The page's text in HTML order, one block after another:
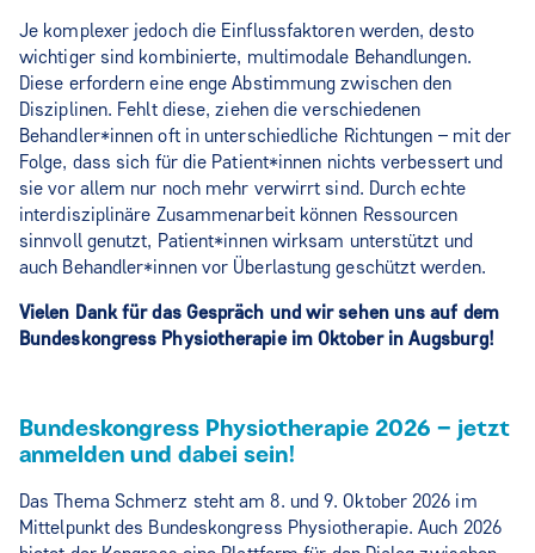
Je komplexer jedoch die Einflussfaktoren werden, desto
wichtiger sind kombinierte, multimodale Behandlungen.
Diese erfordern eine enge Abstimmung zwischen den
Disziplinen. Fehlt diese, ziehen die verschiedenen
Behandler*innen oft in unterschiedliche Richtungen – mit der
Folge, dass sich für die Patient*innen nichts verbessert und
sie vor allem nur noch mehr verwirrt sind. Durch echte
interdisziplinäre Zusammenarbeit können Ressourcen
sinnvoll genutzt, Patient*innen wirksam unterstützt und
auch Behandler*innen vor Überlastung geschützt werden.
Vielen Dank für das Gespräch und wir sehen uns auf dem
Bundeskongress Physiotherapie im Oktober in Augsburg!
Bundeskongress Physiotherapie 2026 – jetzt
anmelden und dabei sein!
Das Thema Schmerz steht am 8. und 9. Oktober 2026 im
Mittelpunkt des Bundeskongress Physiotherapie. Auch 2026